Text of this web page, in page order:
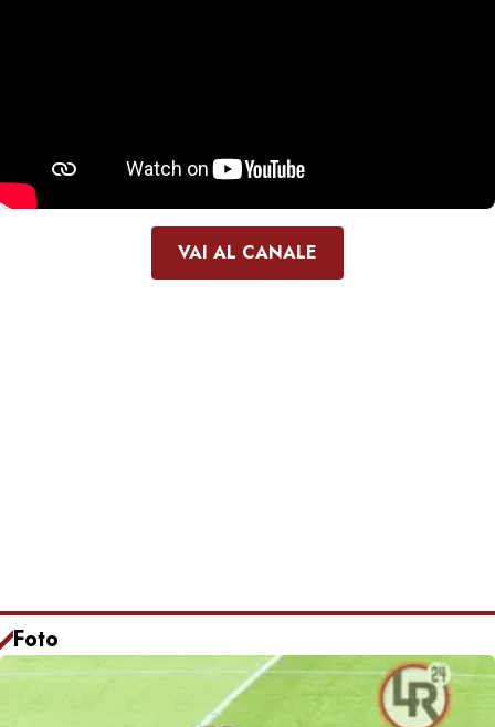
VAI AL CANALE
Foto